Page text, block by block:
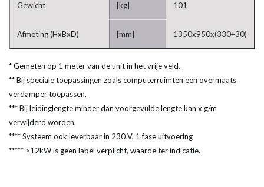
Gewicht [kg] 101
Afmeting (HxBxD) [mm] 1350x950x(330+30)
* Gemeten op 1 meter van de unit in het vrije veld.
** Bij speciale toepassingen zoals computerruimten een overmaats
verdamper toepassen.
*** Bij leidinglengte minder dan voorgevulde lengte kan x g/m
verwijderd worden.
**** Systeem ook leverbaar in 230 V, 1 fase uitvoering
***** >12kW is geen label verplicht, waarde ter indicatie.